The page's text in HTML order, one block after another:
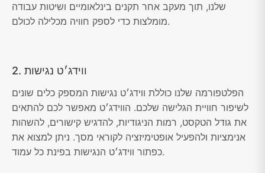
שלנו, תוך מעקב אחר תקנים בינלאומיים ושיטות עבודה
מומלצות כדי לספק חוויה מכלילה לכולם.
2. ווידג׳ט נגישות
הפלטפורמה שלנו כוללת ווידג׳ט נגישות המספק כלים שונים
לשיפור חוויית הגלישה שלכם. הווידג׳ט מאפשר לכם להתאים
את גודל הטקסט, רמות הניגודיות, להדגיש קישורים, להשהות
אנימציות ולהפעיל אופטימיזציה לקוראי מסך. ניתן למצוא את
כפתור ווידג׳ט הנגישות בפינת כל עמוד.